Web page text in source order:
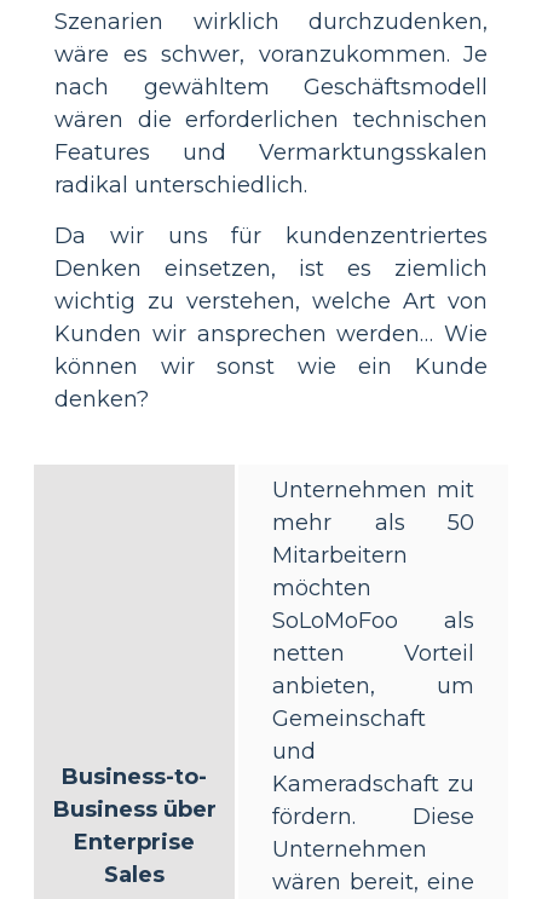
Szenarien wirklich durchzudenken,
wäre es schwer, voranzukommen. Je
nach gewähltem Geschäftsmodell
wären die erforderlichen technischen
Features und Vermarktungsskalen
radikal unterschiedlich.
Da wir uns für kundenzentriertes
Denken einsetzen, ist es ziemlich
wichtig zu verstehen, welche Art von
Kunden wir ansprechen werden… Wie
können wir sonst wie ein Kunde
denken?
Business-to-
Business über
Enterprise
Sales
Unternehmen mit
mehr als 50
Mitarbeitern
möchten
SoLoMoFoo als
netten Vorteil
anbieten, um
Gemeinschaft
und
Kameradschaft zu
fördern. Diese
Unternehmen
wären bereit, eine